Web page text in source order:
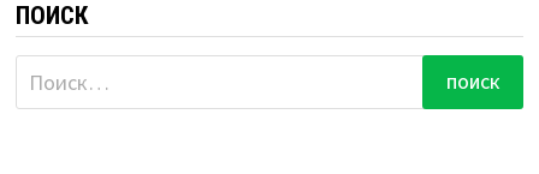
ПОИСК
Найти: